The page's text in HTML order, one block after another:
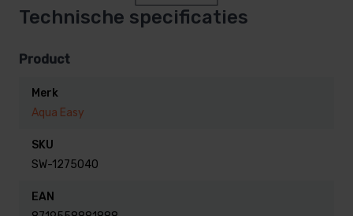
Technische specificaties
Product
Merk
Aqua Easy
SKU
SW-1275040
EAN